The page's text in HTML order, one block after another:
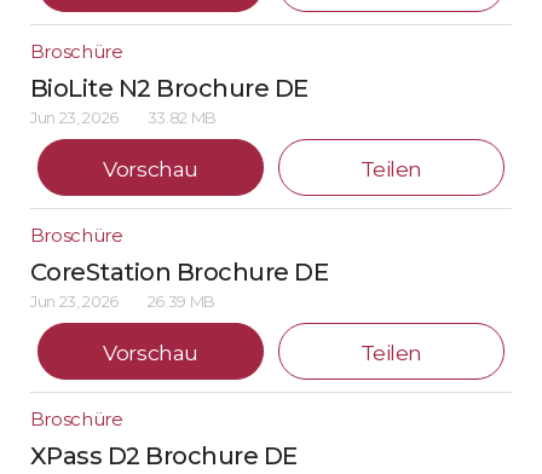
Broschüre
BioLite N2 Brochure DE
Jun 23, 2026 33.82 MB
Vorschau Teilen
Broschüre
CoreStation Brochure DE
Jun 23, 2026 26.39 MB
Vorschau Teilen
Broschüre
XPass D2 Brochure DE